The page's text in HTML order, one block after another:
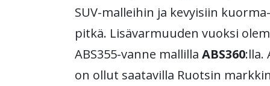
SUV-malleihin ja kevyisiin
pitkä. Lisävarmuuden vuoksi
ABS355-vanne mallilla ABS360:lla.
on ollut saatavilla Ruotsin